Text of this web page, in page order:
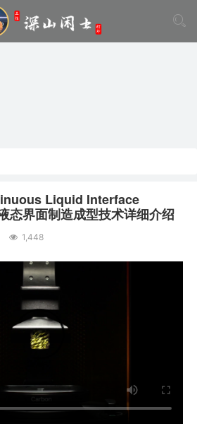
Liquid Interface
态界面制造成型技术详细介绍
1,448